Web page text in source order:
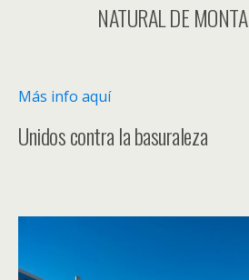
NATURAL DE
Más info aquí
Unidos contra la basuraleza